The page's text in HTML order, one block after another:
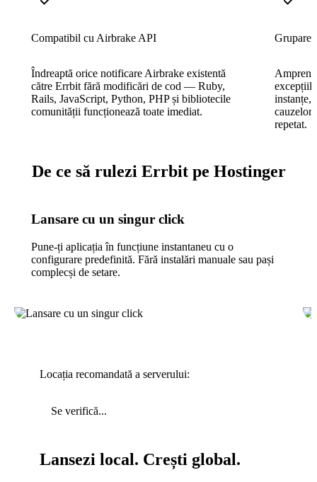
Compatibil cu Airbrake API
Îndreaptă orice notificare Airbrake existentă
către Errbit fără modificări de cod — Ruby,
Rails, JavaScript, Python, PHP și bibliotecile
comunității funcționează toate imediat.
Grupare
instanțe,
cauzelor
repetat.
De ce să rulezi Errbit pe Hostinger
Lansare cu un singur click
Pune-ți aplicația în funcțiune instantaneu cu o
configurare predefinită. Fără instalări manuale sau pași
complecși de setare.
Locația recomandată a serverului:
Se verifică...
Lansezi local. Crești global.